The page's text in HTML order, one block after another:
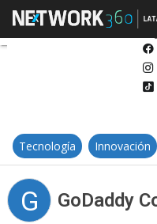
Tecnología Innovación
G GoDaddy